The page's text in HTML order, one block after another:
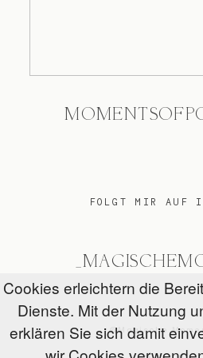
FOLGT MIR AUF
@Magische
Cookies erleichtern die
Dienste. Mit der Nutzung
erklären Sie sich damit